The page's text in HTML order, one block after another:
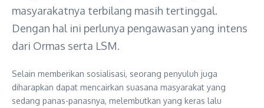
masyarakatnya terbilang masih tertinggal.
Dengan hal ini perlunya pengawasan yang intens
dari Ormas serta LSM.
Selain memberikan sosialisasi, seorang penyuluh juga
diharapkan dapat mencairkan suasana masyarakat yang
sedang panas-panasnya, melembutkan yang keras lalu